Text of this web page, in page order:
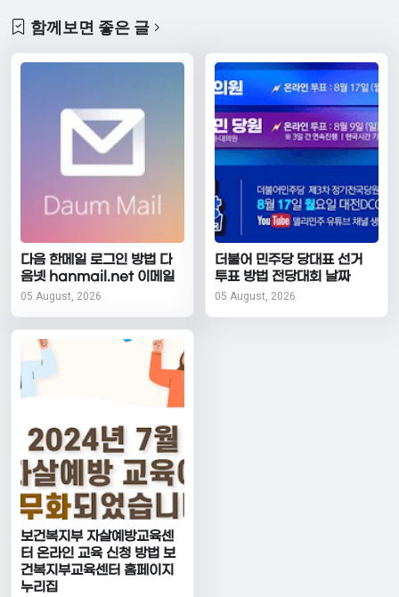
함께보면 좋은 글
다음 한메일 로그인 방법 다
음넷 hanmail.net 이메일
05 August, 2026
더불어 민주당 당대표 선거
투표 방법 전당대회 날짜
05 August, 2026
보건복지부 자살예방교육센
터 온라인 교육 신청 방법 보
건복지부교육센터 홈페이지
누리집